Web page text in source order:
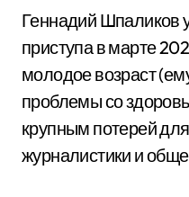
Геннадий Шпаликов
приступа в марте
молодое возраст
проблемы со
крупным потерей
журналистики и